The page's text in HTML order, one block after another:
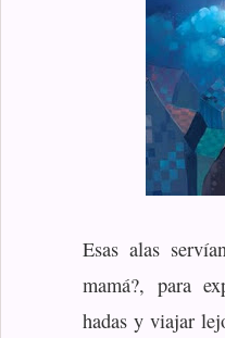
Esas alas
mamá?, para
hadas y viajar